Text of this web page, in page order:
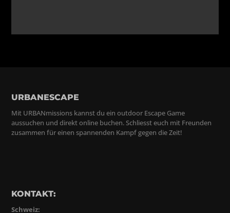
URBANESCAPE
Mit URBANmissions kannst du ein outdoor Escape Game
aussuchen und direkt online buchen. Schliesst euch mit Freunden
zusammen für einen spannenden Kampf gegen die Zeit!
KONTAKT:
Schweiz: